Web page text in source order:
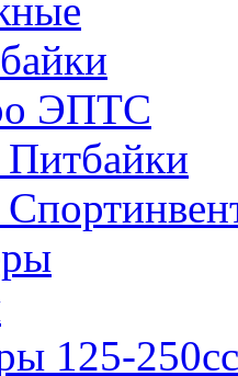
ЭПТС
125-250сс